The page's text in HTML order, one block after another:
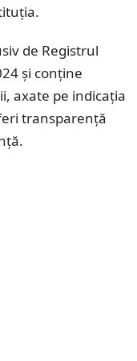
de Registrul
și conține
axate pe indicația
transparență